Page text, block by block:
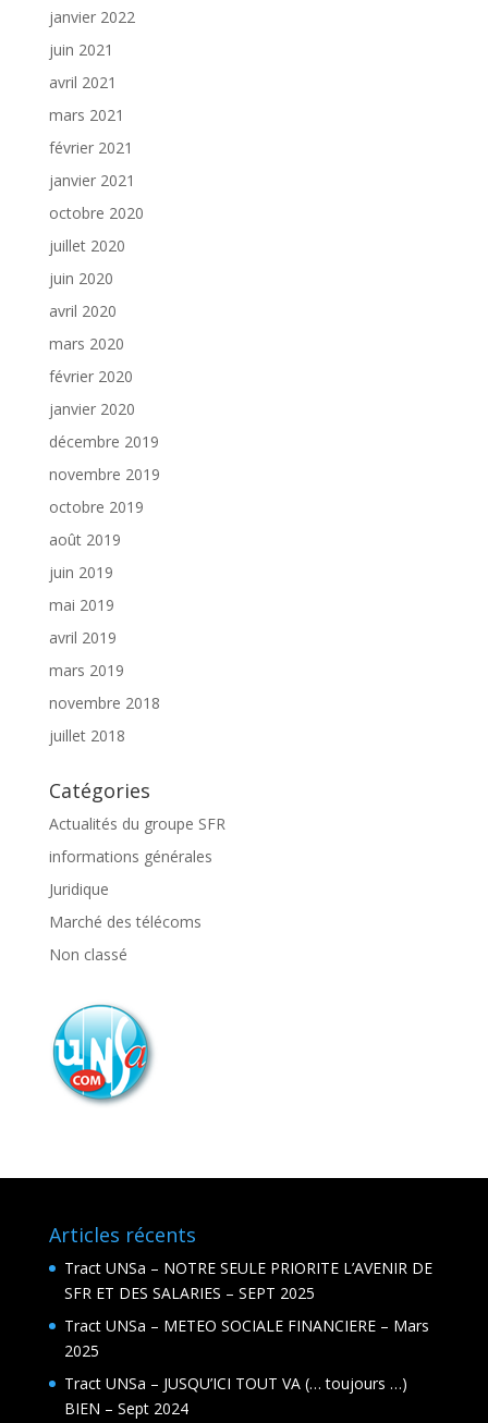
janvier 2022
juin 2021
avril 2021
mars 2021
février 2021
janvier 2021
octobre 2020
juillet 2020
juin 2020
avril 2020
mars 2020
février 2020
janvier 2020
décembre 2019
novembre 2019
octobre 2019
août 2019
juin 2019
mai 2019
avril 2019
mars 2019
novembre 2018
juillet 2018
Catégories
Actualités du groupe SFR
informations générales
Juridique
Marché des télécoms
Non classé
Articles récents
Tract UNSa – NOTRE SEULE PRIORITE L’AVENIR DE
SFR ET DES SALARIES – SEPT 2025
Tract UNSa – METEO SOCIALE FINANCIERE – Mars
2025
Tract UNSa – JUSQU’ICI TOUT VA (… toujours …)
BIEN – Sept 2024